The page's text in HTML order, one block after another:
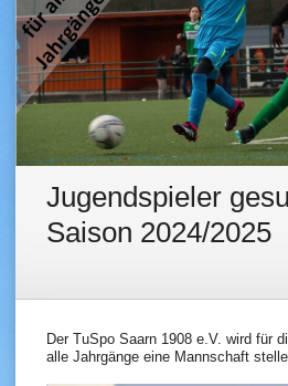
Jugendspieler
Saison 2024/2025
Der TuSpo Saarn 1908 e.V. wird für
alle Jahrgänge eine Mannschaft